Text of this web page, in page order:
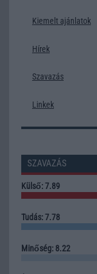
Kiemelt ajánlatok
Hírek
Szavazás
Linkek
SZAVAZÁS
Külső: 7.89
Tudás: 7.78
Minőség: 8.22